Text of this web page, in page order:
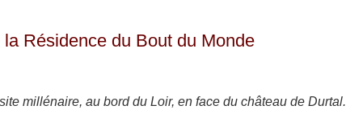
la Résidence du Bout du Monde
millénaire, au bord du Loir, en face du château de Durtal.